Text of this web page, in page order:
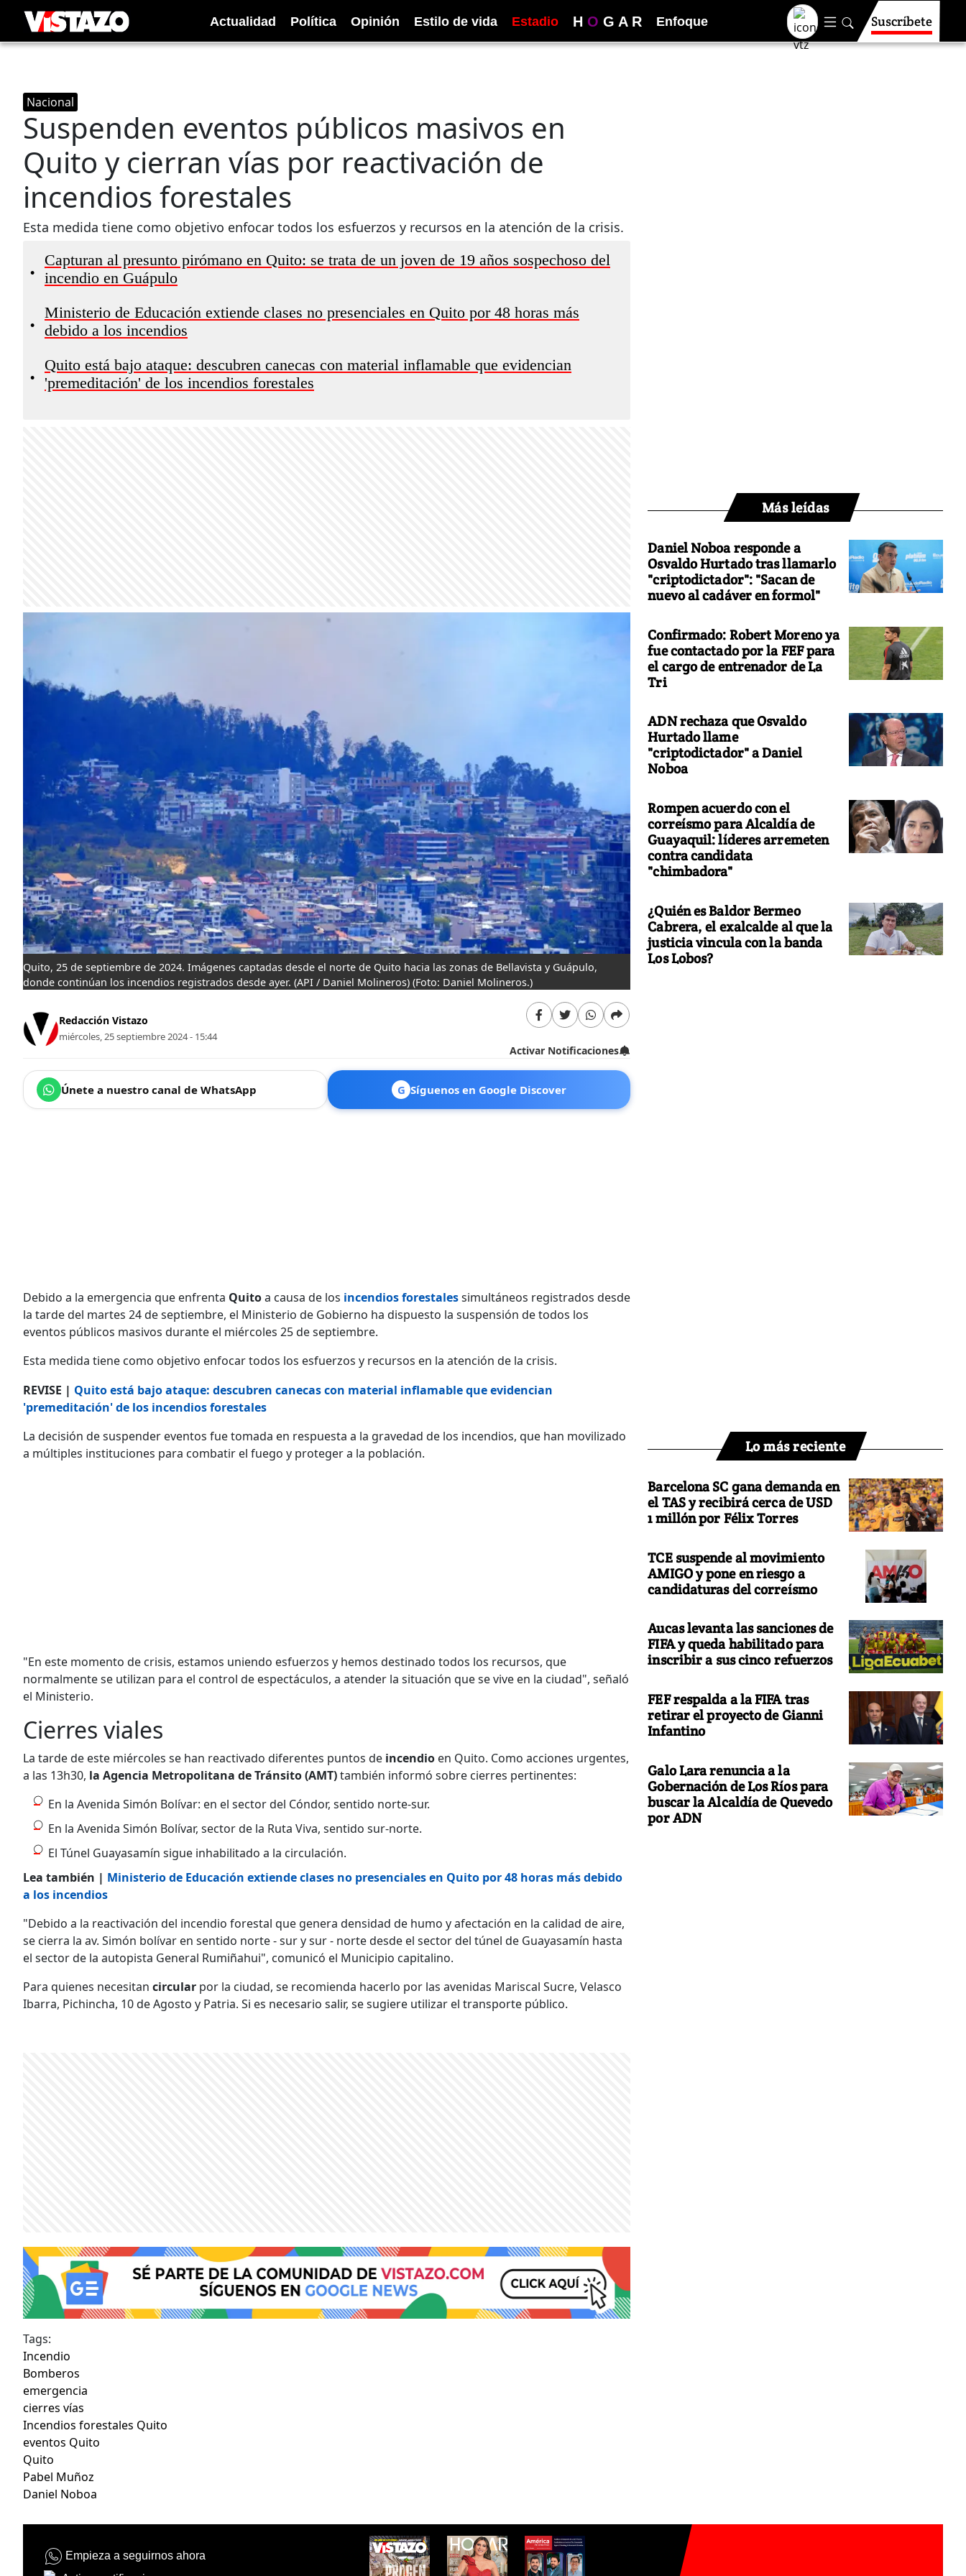
Actualidad Política Opinión Estilo de vida Estadio H O G A R Enfoque Suscríbete
Nacional
Suspenden eventos públicos masivos en
Quito y cierran vías por reactivación de
incendios forestales
Esta medida tiene como objetivo enfocar todos los esfuerzos y recursos en la atención de la crisis.
•
Capturan al presunto pirómano en Quito: se trata de un joven de 19 años sospechoso del
incendio en Guápulo
•
Ministerio de Educación extiende clases no presenciales en Quito por 48 horas más
debido a los incendios
•
Quito está bajo ataque: descubren canecas con material inflamable que evidencian
'premeditación' de los incendios forestales
Quito, 25 de septiembre de 2024. Imágenes captadas desde el norte de Quito hacia las zonas de Bellavista y Guápulo,
donde continúan los incendios registrados desde ayer. (API / Daniel Molineros) (Foto: Daniel Molineros.)
Redacción Vistazo
miércoles, 25 septiembre 2024 - 15:44
Activar Notificaciones
Únete a nuestro canal de WhatsApp G Síguenos en Google Discover
Debido a la emergencia que enfrenta Quitoa causa de los incendios forestalessimultáneos registrados desde
la tarde del martes 24 de septiembre, el Ministerio de Gobierno ha dispuesto la suspensión de todos los
eventos públicos masivos durante el miércoles 25 de septiembre.
Esta medida tiene como objetivo enfocar todos los esfuerzos y recursos en la atención de la crisis.
REVISE | Quito está bajo ataque: descubren canecas con material inflamable que evidencian
'premeditación' de los incendios forestales
La decisión de suspender eventos fue tomada en respuesta a la gravedad de los incendios, que han movilizado
a múltiples instituciones para combatir el fuego y proteger a la población.
"En este momento de crisis, estamos uniendo esfuerzos y hemos destinado todos los recursos, que
normalmente se utilizan para el control de espectáculos, a atender la situación que se vive en la ciudad", señaló
el Ministerio.
Cierres viales
La tarde de este miércoles se han reactivado diferentes puntos de incendio en Quito. Como acciones urgentes,
a las 13h30, la Agencia Metropolitana de Tránsito (AMT)también informó sobre cierres pertinentes:
En la Avenida Simón Bolívar: en el sector del Cóndor, sentido norte-sur.
En la Avenida Simón Bolívar, sector de la Ruta Viva, sentido sur-norte.
El Túnel Guayasamín sigue inhabilitado a la circulación.
Lea también | Ministerio de Educación extiende clases no presenciales en Quito por 48 horas más debido
a los incendios
"Debido a la reactivación del incendio forestal que genera densidad de humo y afectación en la calidad de aire,
se cierra la av. Simón bolívar en sentido norte - sur y sur - norte desde el sector del túnel de Guayasamín hasta
el sector de la autopista General Rumiñahui", comunicó el Municipio capitalino.
Para quienes necesitan circular por la ciudad, se recomienda hacerlo por las avenidas Mariscal Sucre, Velasco
Ibarra, Pichincha, 10 de Agosto y Patria. Si es necesario salir, se sugiere utilizar el transporte público.
Tags:
Incendio
Bomberos
emergencia
cierres vías
Incendios forestales Quito
eventos Quito
Quito
Pabel Muñoz
Daniel Noboa
Más leídas
Daniel Noboa responde a
Osvaldo Hurtado tras llamarlo
"criptodictador": "Sacan de
nuevo al cadáver en formol"
Confirmado: Robert Moreno ya
fue contactado por la FEF para
el cargo de entrenador de La
Tri
ADN rechaza que Osvaldo
Hurtado llame
"criptodictador" a Daniel
Noboa
Rompen acuerdo con el
correísmo para Alcaldía de
Guayaquil: líderes arremeten
contra candidata
"chimbadora"
¿Quién es Baldor Bermeo
Cabrera, el exalcalde al que la
justicia vincula con la banda
Los Lobos?
Lo más reciente
Barcelona SC gana demanda en
el TAS y recibirá cerca de USD
1 millón por Félix Torres
TCE suspende al movimiento
AMIGO y pone en riesgo a
candidaturas del correísmo
Aucas levanta las sanciones de
FIFA y queda habilitado para
inscribir a sus cinco refuerzos
FEF respalda a la FIFA tras
retirar el proyecto de Gianni
Infantino
Galo Lara renuncia a la
Gobernación de Los Ríos para
buscar la Alcaldía de Quevedo
por ADN
Empieza a seguirnos ahora